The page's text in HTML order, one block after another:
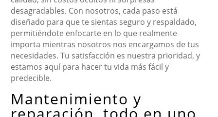
desagradables. Con nosotros, cada paso está
diseñado para que te sientas seguro y respaldado,
permitiéndote enfocarte en lo que realmente
importa mientras nosotros nos encargamos de tus
necesidades. Tu satisfacción es nuestra prioridad, y
estamos aquí para hacer tu vida más fácil y
predecible.
Mantenimiento y